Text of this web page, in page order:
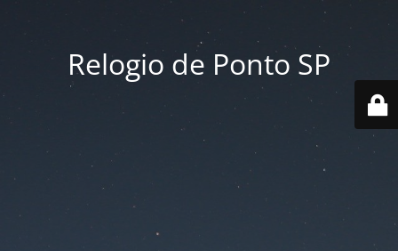
Relogio de Ponto SP